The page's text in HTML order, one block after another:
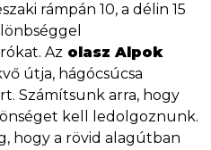
rámpán 10, a délin 15
Az olasz Alpok
útja, hágócsúcsa
Számítsunk arra, hogy
kell ledolgoznunk.
hogy a rövid alagútban